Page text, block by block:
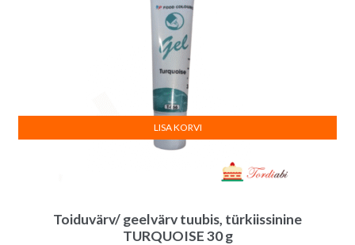
Toiduvärv/ geelvärv tuubis, türkiissinine
TURQUOISE 30 g
LISA KORVI